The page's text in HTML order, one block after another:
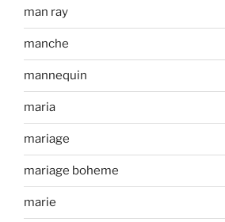
man ray
manche
mannequin
maria
mariage
mariage boheme
marie